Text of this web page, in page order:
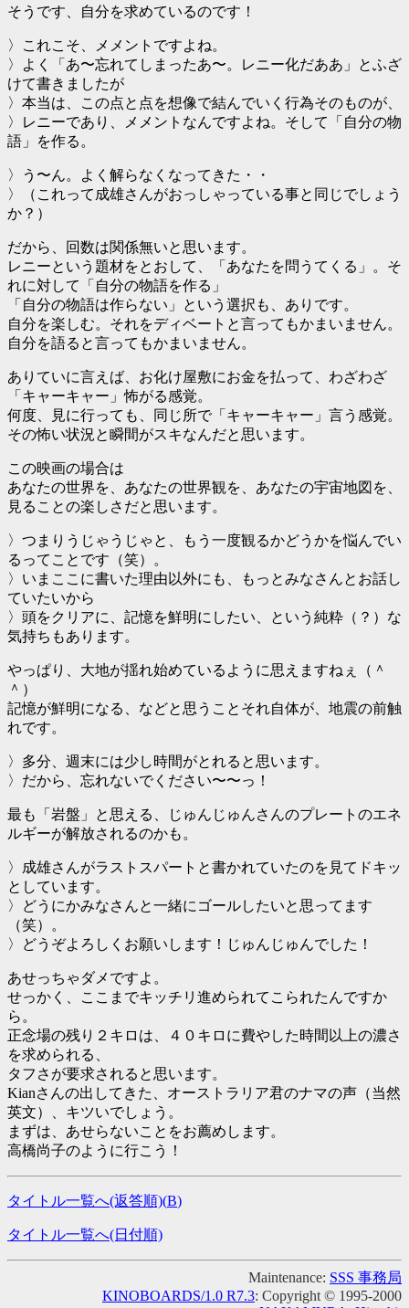
そうです、自分を求めているのです！
〉これこそ、メメントですよね。
〉よく「あ〜忘れてしまったあ〜。レニー化だああ」とふざ
けて書きましたが
〉本当は、この点と点を想像で結んでいく行為そのものが、
〉レニーであり、メメントなんですよね。そして「自分の物
語」を作る。
〉う〜ん。よく解らなくなってきた・・
〉（これって成雄さんがおっしゃっている事と同じでしょう
か？）
だから、回数は関係無いと思います。
レニーという題材をとおして、「あなたを問うてくる」。そ
れに対して「自分の物語を作る」
「自分の物語は作らない」という選択も、ありです。
自分を楽しむ。それをディベートと言ってもかまいません。
自分を語ると言ってもかまいません。
ありていに言えば、お化け屋敷にお金を払って、わざわざ
「キャーキャー」怖がる感覚。
何度、見に行っても、同じ所で「キャーキャー」言う感覚。
その怖い状況と瞬間がスキなんだと思います。
この映画の場合は
あなたの世界を、あなたの世界観を、あなたの宇宙地図を、
見ることの楽しさだと思います。
〉つまりうじゃうじゃと、もう一度観るかどうかを悩んでい
るってことです（笑）。
〉いまここに書いた理由以外にも、もっとみなさんとお話し
ていたいから
〉頭をクリアに、記憶を鮮明にしたい、という純粋（？）な
気持ちもあります。
やっぱり、大地が揺れ始めているように思えますねぇ（＾
＾）
記憶が鮮明になる、などと思うことそれ自体が、地震の前触
れです。
〉多分、週末には少し時間がとれると思います。
〉だから、忘れないでください〜〜っ！
最も「岩盤」と思える、じゅんじゅんさんのプレートのエネ
ルギーが解放されるのかも。
〉成雄さんがラストスパートと書かれていたのを見てドキッ
としています。
〉どうにかみなさんと一緒にゴールしたいと思ってます
（笑）。
〉どうぞよろしくお願いします！じゅんじゅんでした！
あせっちゃダメですよ。
せっかく、ここまでキッチリ進められてこられたんですか
ら。
正念場の残り２キロは、４０キロに費やした時間以上の濃さ
を求められる、
タフさが要求されると思います。
Kianさんの出してきた、オーストラリア君のナマの声（当然
英文）、キツいでしょう。
まずは、あせらないことをお薦めします。
高橋尚子のように行こう！
タイトル一覧へ(返答順)(B)
タイトル一覧へ(日付順)
Maintenance: SSS 事務局
KINOBOARDS/1.0 R7.3: Copyright © 1995-2000